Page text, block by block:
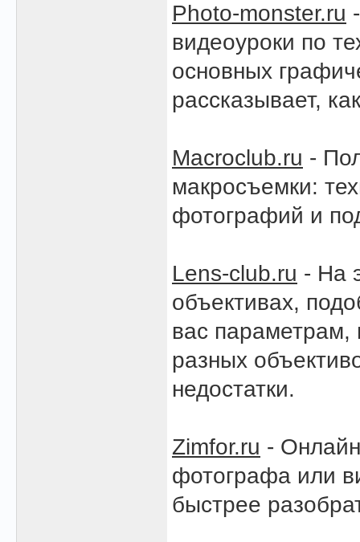
Photo-monster.ru
видеоуроки по
основных
рассказывает,
Macroclub.ru -
макросъемки:
фотографий и
Lens-club.ru - На
объективах,
вас параметрам,
разных
недостатки.
Zimfor.ru -
фотографа или
быстрее